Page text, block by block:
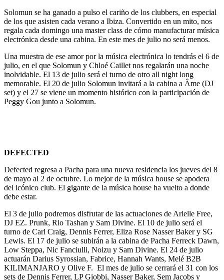
Solomun se ha ganado a pulso el cariño de los clubbers, en especial
de los que asisten cada verano a Ibiza. Convertido en un mito, nos
regala cada domingo una master class de cómo manufacturar música
electrónica desde una cabina. En este mes de julio no será menos.
Una muestra de ese amor por la música electrónica lo tendrás el 6 de
julio, en el que Solomun y Chloé Caillet nos regalarán una noche
inolvidable. El 13 de julio será el turno de otro all night long
memorable. El 20 de julio Solomun invitará a la cabina a Âme (DJ
set) y el 27 se viene un momento histórico con la participación de
Peggy Gou junto a Solomun.
DEFECTED
Defected regresa a Pacha para una nueva residencia los jueves del 8
de mayo al 2 de octubre. Lo mejor de la música house se apodera
del icónico club. El gigante de la música house ha vuelto a donde
debe estar.
El 3 de julio podremos disfrutar de las actuaciones de Arielle Free,
DJ EZ. Prunk, Rio Tashan y Sam Divine. El 10 de julio será el
turno de Carl Craig, Dennis Ferrer, Eliza Rose Nasser Baker y SG
Lewis. El 17 de julio se subirán a la cabina de Pacha Ferreck Dawn,
Low Steppa, Nic Fanciulli, Noizu y Sam Divine. El 24 de julio
actuarán Darius Syrossian, Fabrice, Hannah Wants, Melé B2B
KILIMANJARO y Olive F. El mes de julio se cerrará el 31 con los
sets de Dennis Ferrer, LP Giobbi, Nasser Baker, Sem Jacobs y